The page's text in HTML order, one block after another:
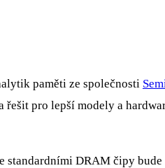
paměti ze společnosti
pro lepší modely a
DRAM čipy